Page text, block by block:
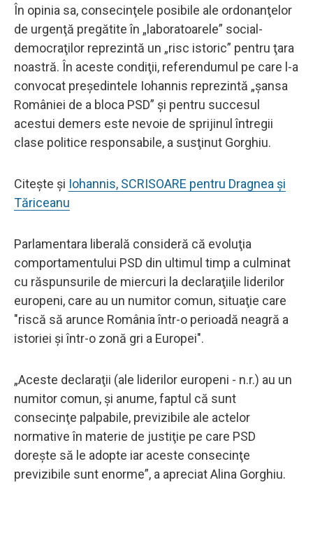
În opinia sa, consecinţele posibile ale ordonanţelor
de urgenţă pregătite în „laboratoarele” social-
democraţilor reprezintă un „risc istoric” pentru ţara
noastră. În aceste condiţii, referendumul pe care l-a
convocat preşedintele Iohannis reprezintă „şansa
României de a bloca PSD” şi pentru succesul
acestui demers este nevoie de sprijinul întregii
clase politice responsabile, a susţinut Gorghiu.
Citește și Iohannis, SCRISOARE pentru Dragnea și
Tăriceanu
Parlamentara liberală consideră că evoluţia
comportamentului PSD din ultimul timp a culminat
cu răspunsurile de miercuri la declaraţiile liderilor
europeni, care au un numitor comun, situaţie care
"riscă să arunce România într-o perioadă neagră a
istoriei şi într-o zonă gri a Europei".
„Aceste declaraţii (ale liderilor europeni - n.r.) au un
numitor comun, şi anume, faptul că sunt
consecinţe palpabile, previzibile ale actelor
normative în materie de justiţie pe care PSD
doreşte să le adopte iar aceste consecinţe
previzibile sunt enorme”, a apreciat Alina Gorghiu.